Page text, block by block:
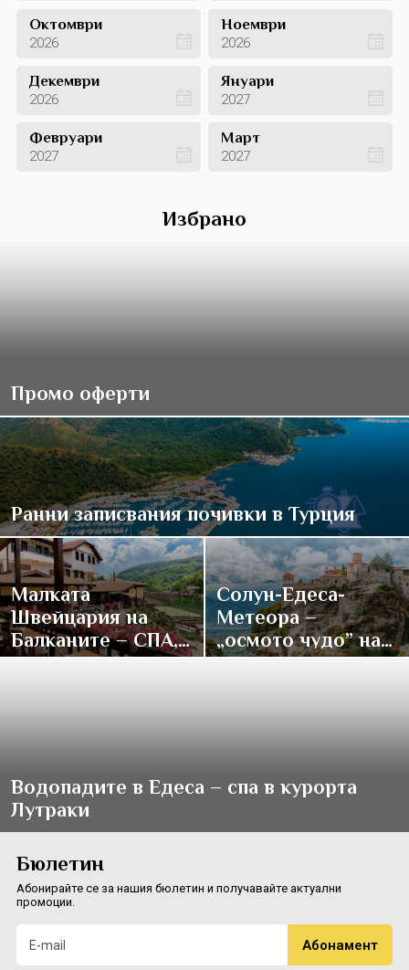
Октомври
2026
Ноември
2026
Декември
2026
Януари
2027
Февруари
2027
Март
2027
Избрано
Промо оферти
Ранни записвания почивки в Турция
Малката
Швейцария на
Балканите – СПА,
традиции и купон
Солун-Едеса-
Метеора –
„осмото чудо” на
върха на света
Водопадите в Едеса – спа в курорта
Лутраки
Бюлетин
Абонирайте се за нашия бюлетин и получавайте актуални
промоции.